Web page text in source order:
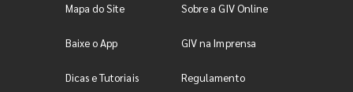
Mapa do Site Sobre a GIV Online
Baixe o App GIV na Imprensa
Dicas e Tutoriais Regulamento